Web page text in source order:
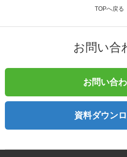
TOPへ戻る
お問い合
お問い合
資料ダウン